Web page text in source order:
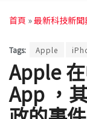
首頁 »最新科技新
Tags: Apple
Apple
App ，